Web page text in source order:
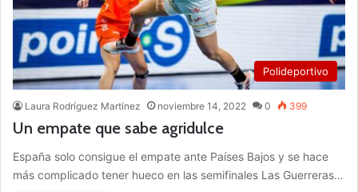
Polideportivo
Laura Rodríguez Martínez noviembre 14, 2022 0 399
Un empate que sabe agridulce
España solo consigue el empate ante Países Bajos y se hace
más complicado tener hueco en las semifinales Las Guerreras…